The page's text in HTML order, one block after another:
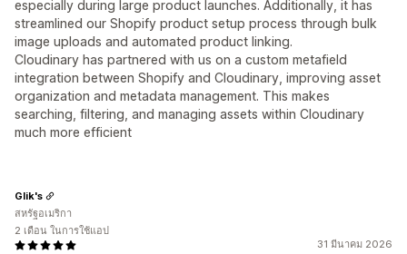
especially during large product launches. Additionally, it has
streamlined our Shopify product setup process through bulk
image uploads and automated product linking.
Cloudinary has partnered with us on a custom metafield
integration between Shopify and Cloudinary, improving asset
organization and metadata management. This makes
searching, filtering, and managing assets within Cloudinary
much more efficient
31 มีนาคม 2026
Glik's
สหรัฐอเมริกา
2 เดือน ในการใช้แอป